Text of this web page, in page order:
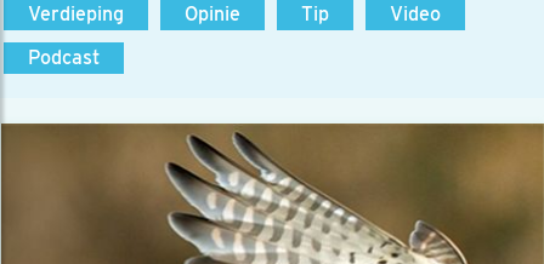
Verdieping
Opinie Tip
Video
Podcast